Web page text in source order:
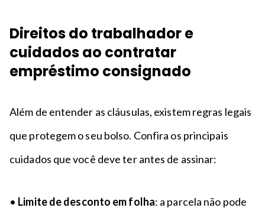
Direitos do trabalhador e
cuidados ao contratar
empréstimo consignado
Além de entender as cláusulas, existem regras legais
que protegem o seu bolso. Confira os principais
cuidados que você deve ter antes de assinar:
• Limite de desconto em folha: a parcela não pode